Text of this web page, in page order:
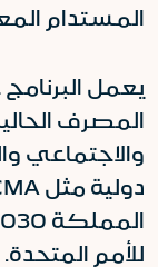
المستدام
يعمل
المصرف
والاجتماعي
للأمم المتحدة.